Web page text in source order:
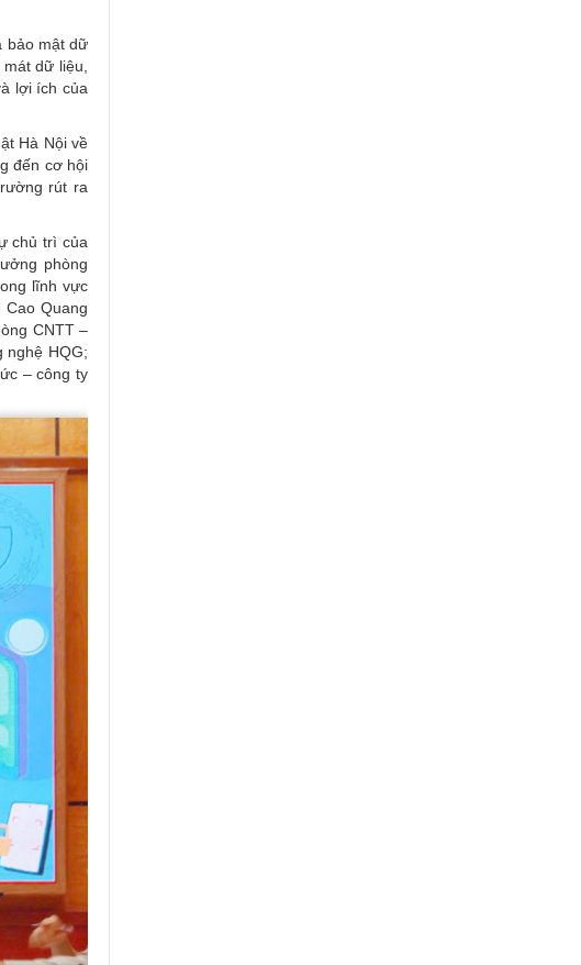
bảo mật dữ
dữ liệu,
lợi ích của
Hà Nội về
đến cơ hội
rút ra
chủ trì của
phòng
lĩnh vực
Quang
CNTT –
nghệ HQG;
– công ty